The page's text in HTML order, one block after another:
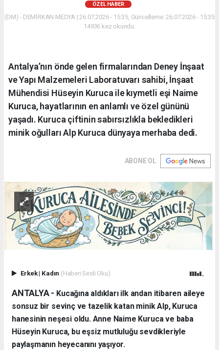
ÖZEL HABER
(DM) - DEMİRKAN MEDYA | 26.07.2026 - 15:35, Güncelleme: 26.07.2026 - 15:35
14936 kez okundu.
Antalya’nın önde gelen firmalarından Deney İnşaat
ve Yapı Malzemeleri Laboratuvarı sahibi, İnşaat
Mühendisi Hüseyin Kuruca ile kıymetli eşi Naime
Kuruca, hayatlarının en anlamlı ve özel gününü
yaşadı. Kuruca çiftinin sabırsızlıkla bekledikleri
minik oğulları Alp Kuruca dünyaya merhaba dedi.
ABONE OL
Erkek| Kadın (Haberi Sesli Oku)
ANTALYA - ​ Kucağına aldıkları ilk andan itibaren aileye
sonsuz bir sevinç ve tazelik katan minik Alp, Kuruca
hanesinin neşesi oldu. Anne Naime Kuruca ve baba
Hüseyin Kuruca, bu eşsiz mutluluğu sevdikleriyle
paylaşmanın heyecanını yaşıyor.